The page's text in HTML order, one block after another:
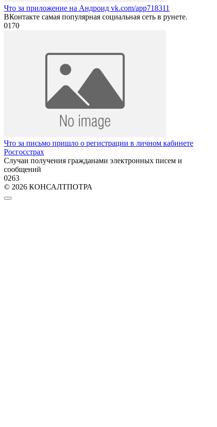
Что за приложение на Андроид vk.com/app718311
ВКонтакте самая популярная социальная сеть в рунете.
0170
Что за письмо пришло о регистрации в личном кабинете
Росгосстрах
Случаи получения гражданами электронных писем и
сообщений
0263
© 2026 КОНСАЛТПОТРА